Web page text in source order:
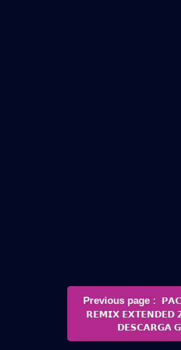
Navegación
de
entradas
Previous page
𝗥𝗘𝗠𝗜𝗫 𝗘𝗫𝗧𝗘𝗡𝗗𝗘𝗗
𝗗𝗘𝗦𝗖𝗔𝗥𝗚𝗔